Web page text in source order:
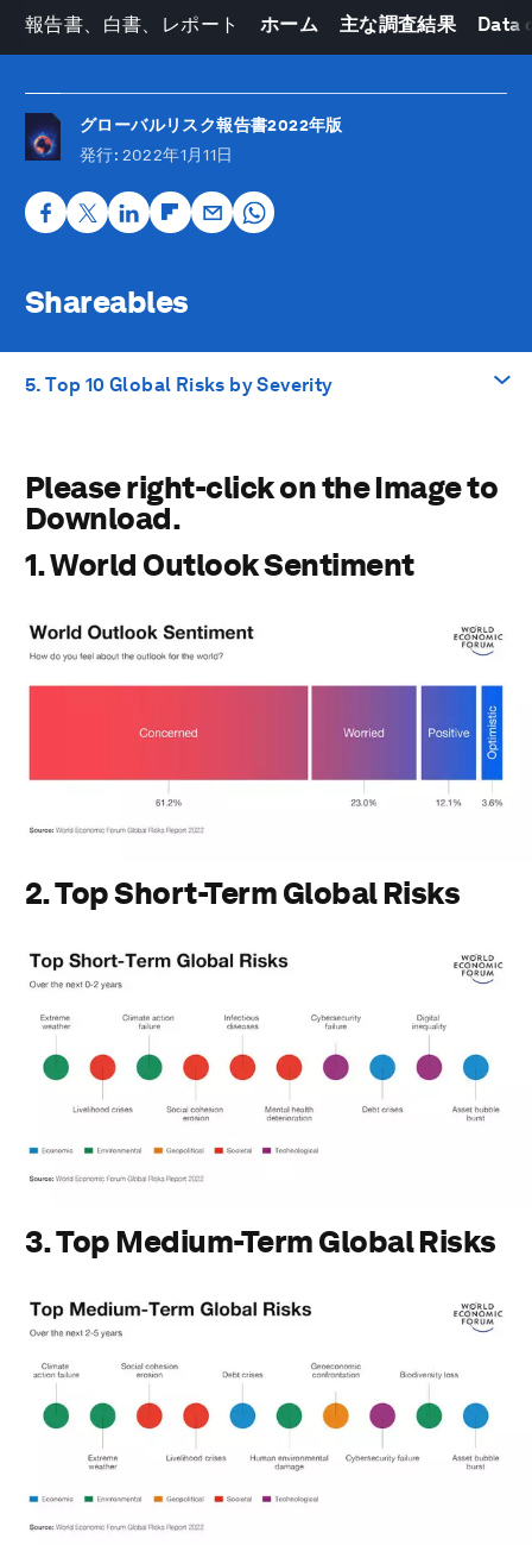
報告書、白書、レポート ホーム 主な調査結果 Data
グローバルリスク報告書2022年版
発行: 2022年1月11日
Shareables
5. Top 10 Global Risks by Severity
Please right-click on the Image to Download.
2. Top Short-Term Global Risks
4. Top Long-Term Global Risks
5. Top 10 Global Risks by Severity
Please right-click on the Image to
Download.
1. World Outlook Sentiment
2. Top Short-Term Global Risks
3. Top Medium-Term Global Risks